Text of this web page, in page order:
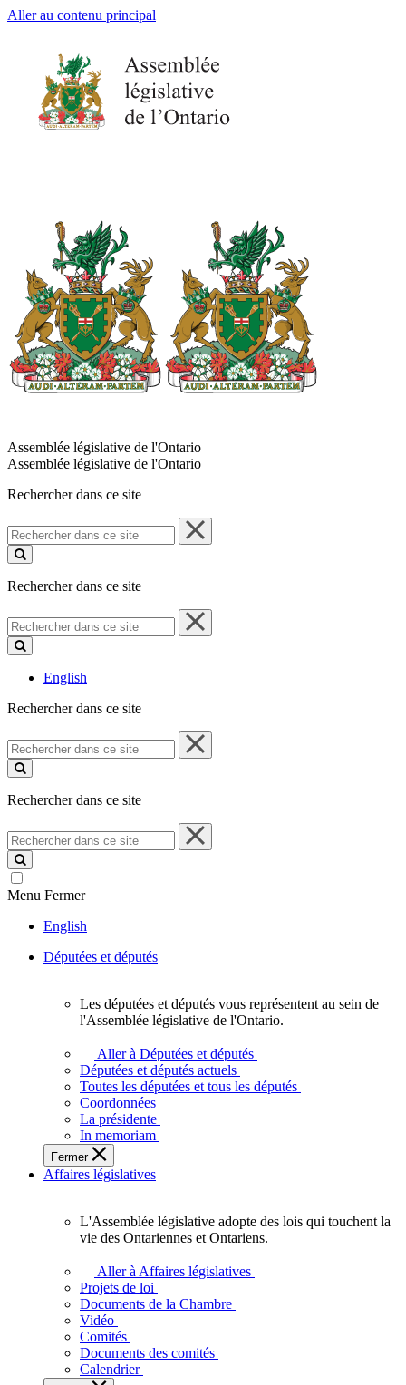
Aller au contenu principal
Assemblée législative de l'Ontario
Assemblée législative de l'Ontario
Rechercher dans ce site
Rechercher
dans
ce
Rechercher dans ce site
Rechercher
dans
ce
English
Rechercher dans ce site
Rechercher
dans
ce
Rechercher dans ce site
Rechercher
dans
ce
site
Menu Fermer
English
Députées et députés
députés
vous
représentent
sein
de
l'Assemblée
législative
l'Ontario.
Les députées et députés vous représentent au sein de
l'Assemblée législative de l'Ontario.
Aller à Députées et députés
Députées et députés actuels
Toutes les députées et tous les députés
Coordonnées
La présidente
In memoriam
Fermer
Affaires législatives
L'Assemblée
adopte
touchent
des
L'Assemblée législative adopte des lois qui touchent la
vie des Ontariennes et Ontariens.
Aller à Affaires législatives
Projets de loi
Documents de la Chambre
Vidéo
Comités
Documents des comités
Calendrier